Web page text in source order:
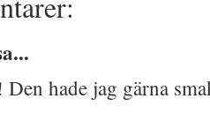
hade jag gärna